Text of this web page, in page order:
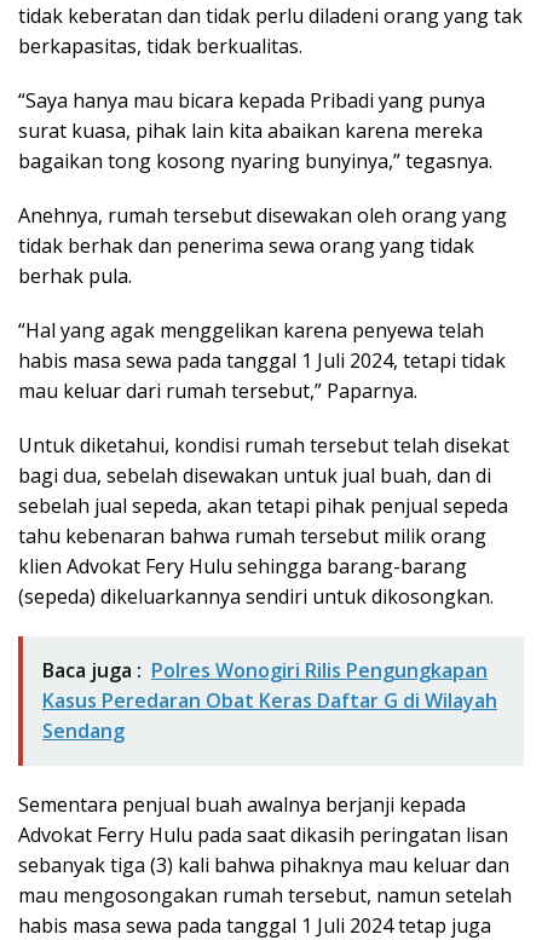
tidak keberatan dan tidak perlu diladeni orang yang tak
berkapasitas, tidak berkualitas.
“Saya hanya mau bicara kepada Pribadi yang punya
surat kuasa, pihak lain kita abaikan karena mereka
bagaikan tong kosong nyaring bunyinya,” tegasnya.
Anehnya, rumah tersebut disewakan oleh orang yang
tidak berhak dan penerima sewa orang yang tidak
berhak pula.
“Hal yang agak menggelikan karena penyewa telah
habis masa sewa pada tanggal 1 Juli 2024, tetapi tidak
mau keluar dari rumah tersebut,” Paparnya.
Untuk diketahui, kondisi rumah tersebut telah disekat
bagi dua, sebelah disewakan untuk jual buah, dan di
sebelah jual sepeda, akan tetapi pihak penjual sepeda
tahu kebenaran bahwa rumah tersebut milik orang
klien Advokat Fery Hulu sehingga barang-barang
(sepeda) dikeluarkannya sendiri untuk dikosongkan.
Baca juga : Polres Wonogiri Rilis Pengungkapan
Kasus Peredaran Obat Keras Daftar G di Wilayah
Sendang
Sementara penjual buah awalnya berjanji kepada
Advokat Ferry Hulu pada saat dikasih peringatan lisan
sebanyak tiga (3) kali bahwa pihaknya mau keluar dan
mau mengosongakan rumah tersebut, namun setelah
habis masa sewa pada tanggal 1 Juli 2024 tetap juga